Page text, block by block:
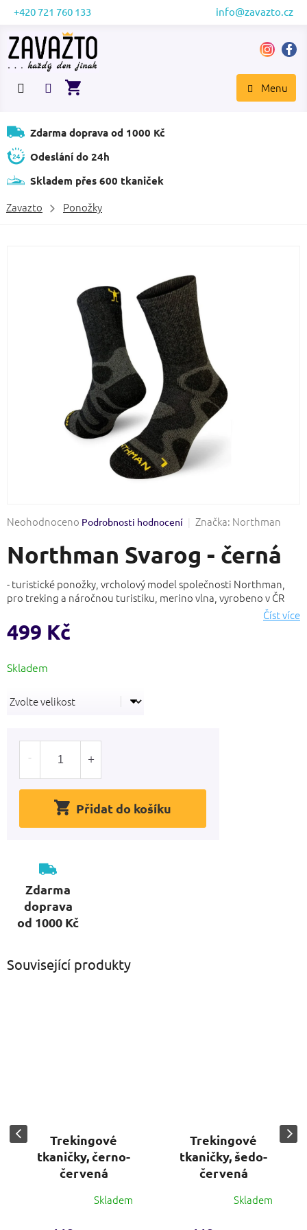
Přejít
obsah
+420 721 760 133 info@zavazto.cz
NÁKUPNÍ
Zdarma doprava od 1000 Kč
Odeslání do 24h
Skladem přes 600 tkaniček
Zavazto Ponožky
Průměrné
produktu
je
z
5
Neohodnoceno Podrobnosti hodnocení Značka: Northman
Northman Svarog - černá
- turistické ponožky, vrcholový model společnosti Northman,
pro treking a náročnou turistiku, merino vlna, vyrobeno v ČR
Číst více
499 Kč
cena:
Přidat do košíku
Zdarma
doprava
od 1000 Kč
Související produkty
Trekingové
tkaničky, černo-
červená
Skladem
Trekingové
tkaničky, šedo-
červená
Skladem